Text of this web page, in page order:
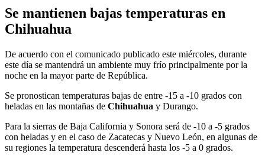
Se mantienen bajas temperaturas en
Chihuahua
De acuerdo con el comunicado publicado este miércoles, durante
este día se mantendrá un ambiente muy frío principalmente por la
noche en la mayor parte de República.
Se pronostican temperaturas bajas de entre -15 a -10 grados con
heladas en las montañas de Chihuahua y Durango.
Para la sierras de Baja California y Sonora será de -10 a -5 grados
con heladas y en el caso de Zacatecas y Nuevo León, en algunas de
su regiones la temperatura descenderá hasta los -5 a 0 grados.